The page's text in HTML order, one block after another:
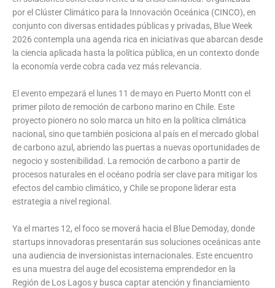
por el Clúster Climático para la Innovación Oceánica (CINCO), en
conjunto con diversas entidades públicas y privadas, Blue Week
2026 contempla una agenda rica en iniciativas que abarcan desde
la ciencia aplicada hasta la política pública, en un contexto donde
la economía verde cobra cada vez más relevancia.
El evento empezará el lunes 11 de mayo en Puerto Montt con el
primer piloto de remoción de carbono marino en Chile. Este
proyecto pionero no solo marca un hito en la política climática
nacional, sino que también posiciona al país en el mercado global
de carbono azul, abriendo las puertas a nuevas oportunidades de
negocio y sostenibilidad. La remoción de carbono a partir de
procesos naturales en el océano podría ser clave para mitigar los
efectos del cambio climático, y Chile se propone liderar esta
estrategia a nivel regional.
Ya el martes 12, el foco se moverá hacia el Blue Demoday, donde
startups innovadoras presentarán sus soluciones oceánicas ante
una audiencia de inversionistas internacionales. Este encuentro
es una muestra del auge del ecosistema emprendedor en la
Región de Los Lagos y busca captar atención y financiamiento